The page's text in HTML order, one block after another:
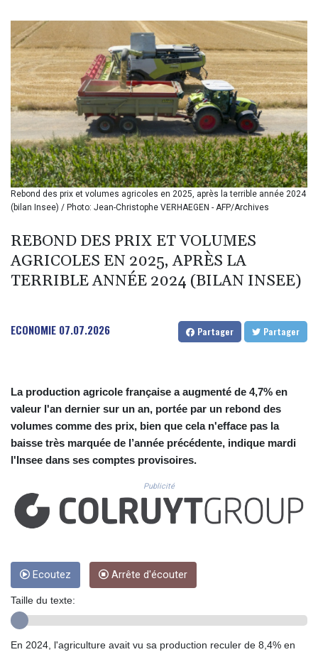
BMD 1.155508
BND 1.480518
BOB 13.732063
BRL 5.903186
BSD 1.155368
BTN 109.941469
BWP 15.595008
BYN 3.440344
BYR 22647.956716
BZD 2.323635
CAD 1.610853
CDF 2611.447728
CHF 0.933883
CLP 1057.407289
CNY 7.798581
CNH 7.792526
COP 3654.814015
CUC 1.155508
CUP 30.620962
DKK 7.475778
DOP 67.445728
DZD 153.610645
EGP 57.528581
ERN 17.33262
FJD 2.554253
FKP 0.858821
GBP 0.856712
GHS 13.558658
GIP 0.858821
GNF 10147.737864
GYD 241.718112
Rebond des prix et volumes agricoles en 2025, après la terrible année 2024
(bilan Insee) / Photo: Jean-Christophe VERHAEGEN - AFP/Archives
REBOND DES PRIX ET VOLUMES
AGRICOLES EN 2025, APRÈS LA
TERRIBLE ANNÉE 2024 (BILAN INSEE)
ECONOMIE 07.07.2026 Partager Partager
La production agricole française a augmenté de 4,7% en
valeur l'an dernier sur un an, portée par un rebond des
volumes comme des prix, bien que cela n'efface pas la
baisse très marquée de l’année précédente, indique mardi
l'Insee dans ses comptes provisoires.
Publicité
Ecoutez Arrête d'écouter
Taille du texte:
En 2024, l'agriculture avait vu sa production reculer de 8,4% en